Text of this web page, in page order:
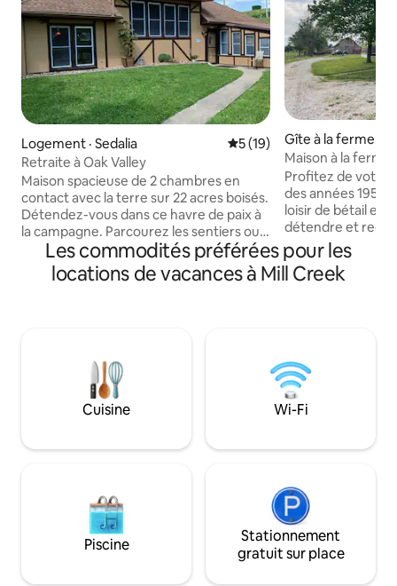
Logement · Sedalia Note moyenne de 5 sur 5,
5 (19)
Retraite à Oak Valley
Maison spacieuse de 2 chambres en
contact avec la terre sur 22 acres boisés.
Détendez-vous dans ce havre de paix à
la campagne. Parcourez les sentiers ou
asseyez-vous sous les grands arbres et
profitez de la nature. La maison et le
terrain sont propres et bien entretenus,
lit queen size, plus un canapé-lit queen
size dans le salon. Buanderie. Pas de
marche pour entrer dans la maison,
toutes les portes sont larges de 36
aire ouverte.
Gîte à la ferme ·
Maison à la ferme
Profitez de votre
des années 1950
loisir de bétail en
détendre et
dans l'herbe. Les
haut d'un
de places de
Loop 2. L'eau ici
de soufre, nous
l'eau potable en
séjour. Il n'y a pas
Les commodités préférées pour les
locations de vacances à Mill Creek
Cuisine Wi-Fi
Piscine
Stationnement
gratuit sur place